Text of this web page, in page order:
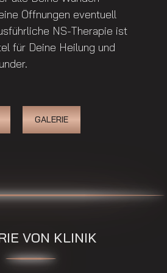
Öffnungen eventuell
NS-Therapie ist
für Deine Heilung und
GALERIE
VON KLINIK